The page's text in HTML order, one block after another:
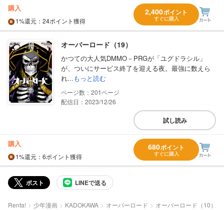
購入
1%還元 ：24ポイント獲得
2,400ポイント
すぐに購入
オーバーロード（19）
かつての大人気DMMO－PRGが「ユグドラシル」
が、ついにサービス終了を迎える夜。最強に数えら
れ...もっと読む
201
配信日：2023/12/26
試し読み
購入
1%還元 ：6ポイント獲得
680ポイント
すぐに購入
ポスト LINEで送る
Renta! 少年漫画 KADOKAWA オーバーロード オーバーロード（10）